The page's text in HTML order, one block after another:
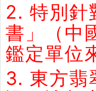
2. 特別針
書」（中
鑑定單位
3. 東方翡